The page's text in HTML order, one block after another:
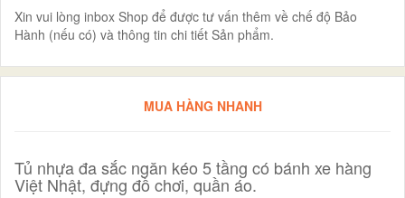
Xin vui lòng inbox Shop để được tư vấn thêm về chế độ Bảo
Hành (nếu có) và thông tin chi tiết Sản phẩm.
MUA HÀNG NHANH
Tủ nhựa đa sắc ngăn kéo 5 tầng có bánh xe hàng
Việt Nhật, đựng đồ chơi, quần áo.